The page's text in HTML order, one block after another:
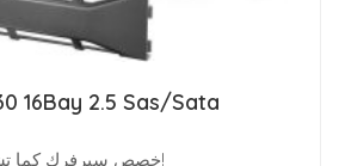
16Bay 2.5 Sas/Sata
خصص سيرفرك كما تشاء، ودع الباقي علينا!